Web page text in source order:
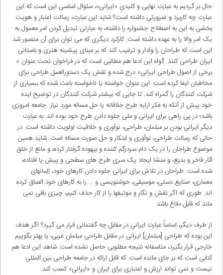
حال بر گردیم به عبارت نهایی و کلیدیِ «ایرانی»، سئوال اساسی این است که این
عبارت چه کاربرد و ضرورتی داشته است؟ شاید این عبارت، رسالت اعتبار و هویت
بخشی به این به اصطلاح جشنواره را داشته، به عبارتی تبدیل کردن امر معمول به
یک امر والا را به عهده داشته است. کارکرد دیگری که می توان برای آن متصور شد
این است که طراحان را وادار و ترغیب کند که بر مبنای پیشینه هنری و باستانی
ایران طراحی کنند. گواه این ادعا هم مطالبی است که در فراخوان تحت عنوان «
برخی از اصول طراحی ایرانی» درج شده و نقش یک دستورالعمل طراحی برای
مخاطبان ایفا کرده است. این عنوان خواسته یا ناخواسته باعث شده که بسیاری از
شرکت کنندگان را گمراه کند. تا جایی که بیشتر شرکت کنندگان در توضیح ایده
خود پیش از آنکه به فکر ارایه طرح خلاقانه یا حل مساله مورد نیاز جامعه امروزی
باشد؛ در پی راهی برای ایرانی و ملی جلوه دادن طرح خود بوده اند. به عبارت
دیگر ایرانی بودن بر مبلمان، طراحی، نوآوری و خلاقیت اولویت داشته است. در
حالی که رسالت طراحی، نوآوری و ابتکار و حل صورت مساله است. شاید همین
موضوع طراحان را در یک دام سردرگم کننده و بیهوده گرفتار کرده، و مانع از خلق
آثار فاخر و بدیع، و منشا ایجاد یک سری طرح های سطحی و پیش پا افتاده،
شده است. طراحان در تلاش برای ایرانی جلوه دادن کارهای خود، اِلِمانهای
معماری، صنایع دستی، موسیقی، خوشنویسی و … را به کارهای خود الصاق کرده
اند. طوری که اگر نقش و نگار و موتیفها را از کار حذف کنیم، چیزی باقی نمی
ماند که قابل دفاع باشد.
از طرف دیگر، اساساً عبارت ایرانی در مقابل چه گفتمانی قرار می گیرد؟ اگر هدف
این بوده که طراحی [مبلمان] ایرانی در مقابل طراحی مبلمان غربی، یا بهتر بگوییم
خارجی قرار بگیرد، متاسفانه نتیجه مطلوبی حاصل نشده است. شاهد این ادعا هم
کتابی است که بر جای مانده است. که قابل ارائه در جامعه طراحی بین المللی
نیست و نمی تواند ارزش و اعتباری برای ایران و «ایرانی» کسب کند.